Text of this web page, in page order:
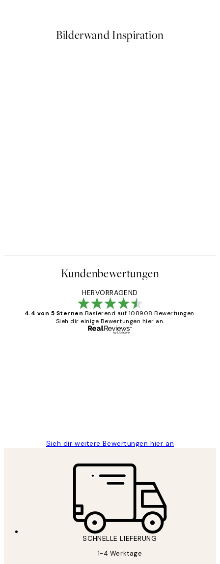
Bilderwand Inspiration
Kundenbewertungen
HERVORRAGEND
4.4 von 5 Sternen Basierend auf 108908 Bewertungen.
Sieh dir einige Bewertungen hier an.
Sieh dir weitere Bewertungen hier an
SCHNELLE LIEFERUNG
1-4 Werktage